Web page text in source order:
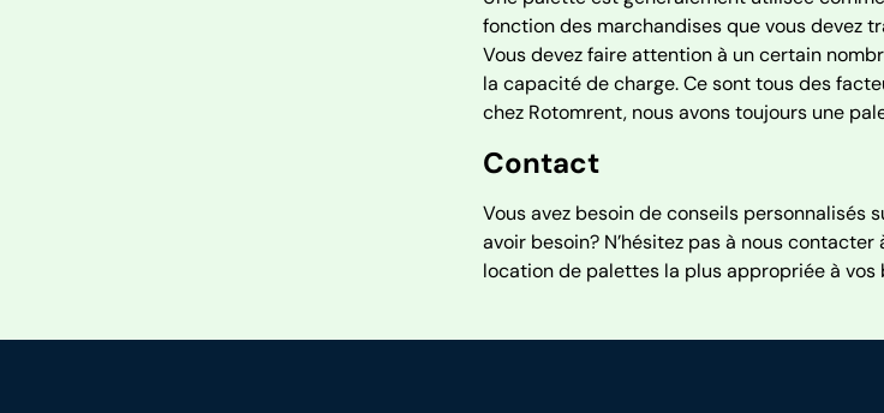
fonction des marchandises que vous devez
Vous devez faire attention à un certain
la capacité de charge. Ce sont tous des
chez Rotomrent, nous avons toujours une
Contact
Vous avez besoin de conseils
avoir besoin? N’hésitez pas à nous
location de palettes la plus appropriée à vos